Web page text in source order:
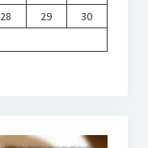
28 29
30